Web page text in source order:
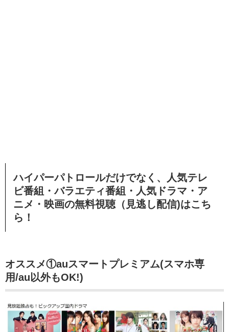
ハイパーパトロールだけでなく、人気テレ
ビ番組・バラエティ番組・人気ドラマ・ア
ニメ・映画の無料視聴（見逃し配信)はこち
ら！
オススメ①auスマートプレミアム(スマホ専
用/au以外もOK!)